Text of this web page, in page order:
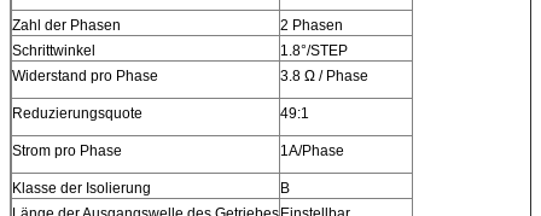
Zahl der Phasen
2 Phasen
Schrittwinkel
1.8°/STEP
Widerstand pro Phase
3.8 Ω / Phase
Reduzierungsquote 49:1
Strom pro Phase 1A/Phase
Klasse der Isolierung
B